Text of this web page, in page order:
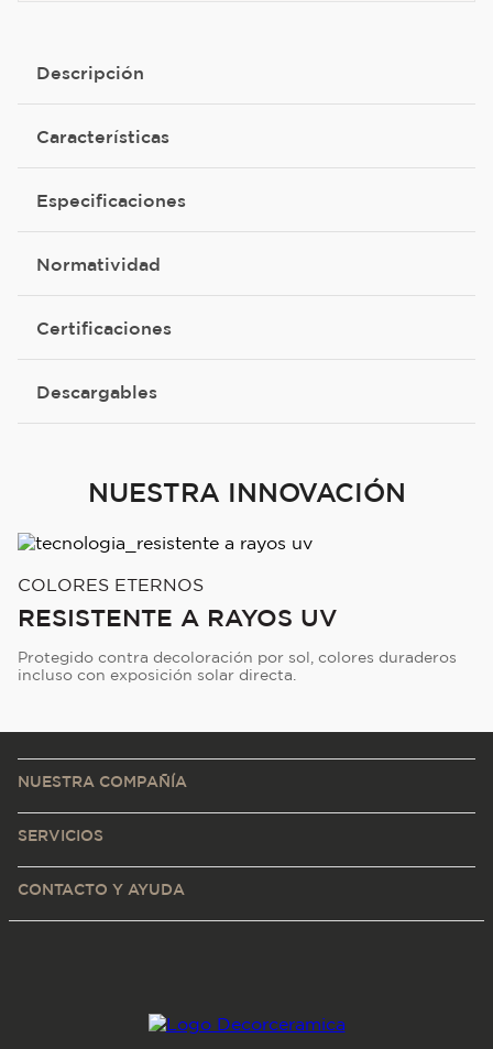
Descripción
Características
Especificaciones
Normatividad
Certificaciones
Descargables
NUESTRA INNOVACIÓN
COLORES ETERNOS
RESISTENTE A RAYOS UV
Protegido contra decoloración por sol, colores duraderos
incluso con exposición solar directa.
NUESTRA COMPAÑÍA
SERVICIOS
CONTACTO Y AYUDA